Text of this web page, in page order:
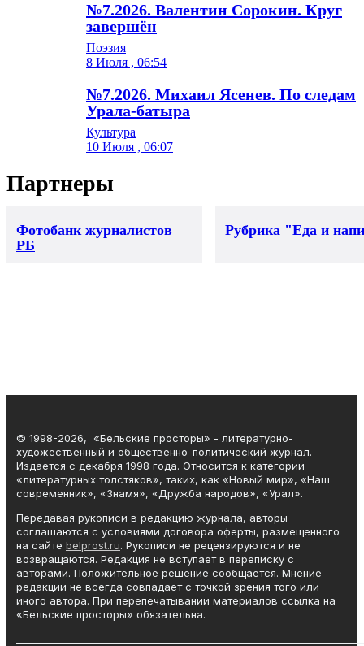
№7.2026. Валентин Сорокин. Круг
завершён
Поэзия
8 Июля , 06:54
№7.2026. Михаил Ясенев. По следам
Урала-батыра
Культура
10 Июля , 06:07
Партнеры
Фотобанк журналистов
РБ
Рубрика "Еда и
© 1998-2026, «Бельские просторы» - литературно-
художественный и общественно-политический журнал.
Издается с декабря 1998 года. Относится к категории
«литературных толстяков», таких, как «Новый мир», «Наш
современник», «Знамя», «Дружба народов», «Урал».
Передавая рукописи в редакцию журнала, авторы
соглашаются с условиями договора оферты, размещенного
на сайте belprost.ru. Рукописи не рецензируются и не
возвращаются. Редакция не вступает в переписку с
авторами. Положительное решение сообщается. Мнение
редакции не всегда совпадает с точкой зрения того или
иного автора. При перепечатывании материалов ссылка на
«Бельские просторы» обязательна.